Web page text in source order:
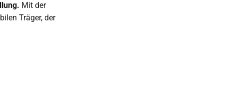
Mit der
Träger, der